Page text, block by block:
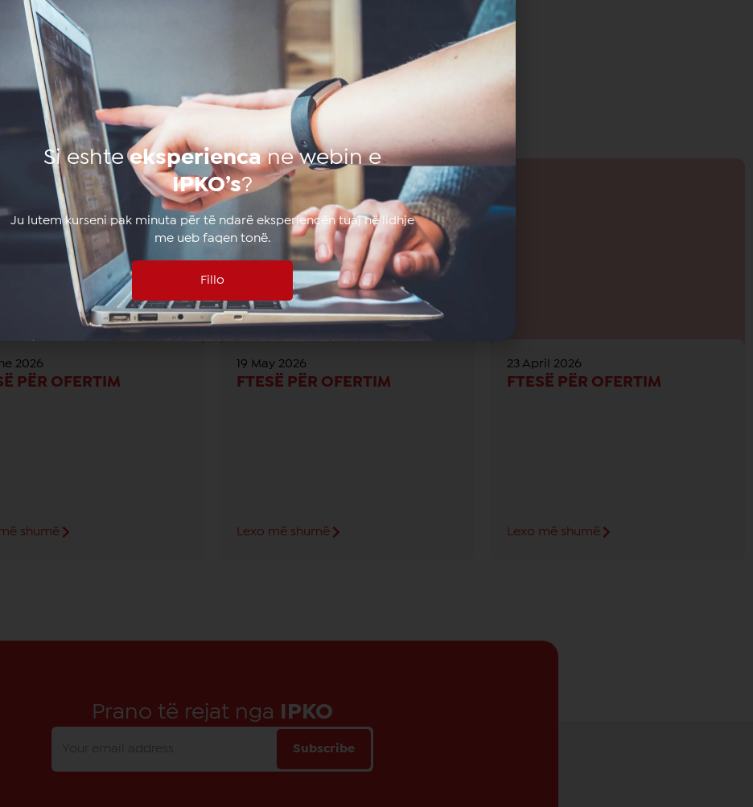
Tëngjashme
2026
PËR OFERTIM
shumë
19 May 2026
FTESË PËR OFERTIM
Lexo më shumë
23 April 2026
FTESË PËR OFERTIM
Lexo më shumë
Prano të rejat nga IPKO
Subscribe
Si eshteeksperiencane webin e
IPKO’s?
Ju lutem kurseni pak minuta për të ndarë eksperiencën tuaj në lidhje
me ueb faqen tonë.
Fillo